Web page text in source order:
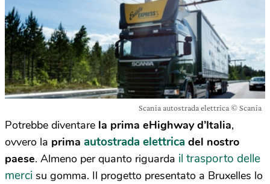
Scania autostrada elettrica © Scania
Potrebbe diventare la prima eHighway d’Italia,
ovvero la prima autostrada elettrica del nostro
paese. Almeno per quanto riguarda il trasporto delle
merci su gomma. Il progetto presentato a Bruxelles lo